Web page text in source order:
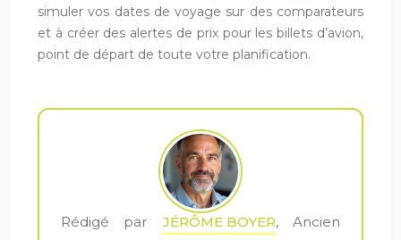
simuler vos dates de voyage sur des comparateurs
et à créer des alertes de prix pour les billets d’avion,
point de départ de toute votre planification.
Rédigé par JÉRÔME BOYER, Ancien